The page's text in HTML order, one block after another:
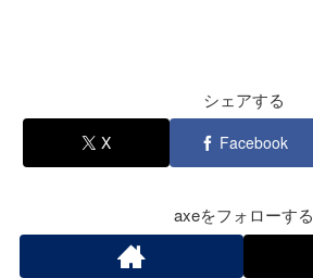
シェアする
X Facebook
axeをフォローする